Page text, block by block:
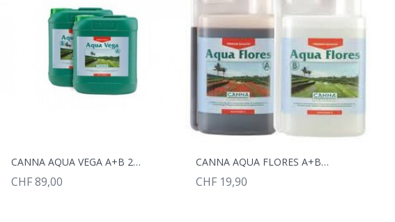
CANNA AQUA VEGA A+B 2X10L
CHF 89,00
CANNA AQUA FLORES A+B 2X1L
CHF 19,90